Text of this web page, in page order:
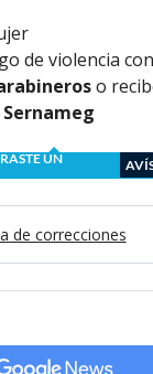
de violencia
o
Sernameg
UN
de correcciones